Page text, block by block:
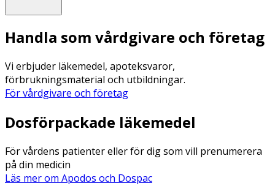
Handla som vårdgivare och företag
Vi erbjuder läkemedel, apoteksvaror,
förbrukningsmaterial och utbildningar.
För vårdgivare och företag
Dosförpackade läkemedel
För vårdens patienter eller för dig som vill prenumerera
på din medicin
Läs mer om Apodos och Dospac